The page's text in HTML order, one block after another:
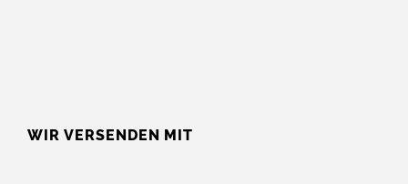
WIR VERSENDEN MIT